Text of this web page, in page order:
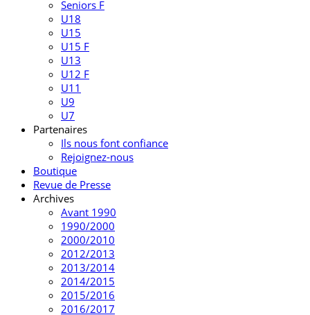
Seniors F
U18
U15
U15 F
U13
U12 F
U11
U9
U7
Partenaires
Ils nous font confiance
Rejoignez-nous
Boutique
Revue de Presse
Archives
Avant 1990
1990/2000
2000/2010
2012/2013
2013/2014
2014/2015
2015/2016
2016/2017